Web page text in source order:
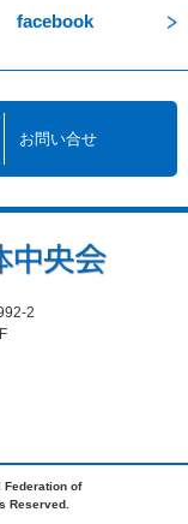
facebook
お問い合せ
2
Federation of
Reserved.